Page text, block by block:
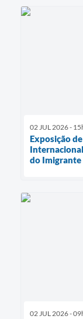
02 JUL 2026 -
Exposição
do Imigrante
02 JUL 2026 -